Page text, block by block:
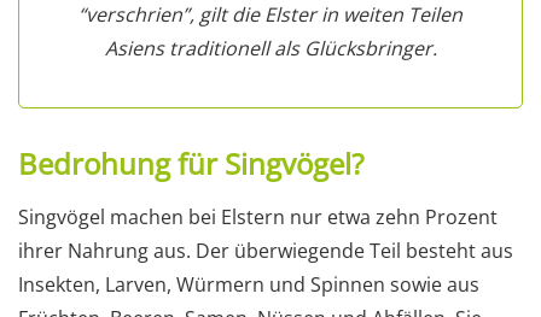
“verschrien”, gilt die Elster in weiten Teilen
Asiens traditionell als Glücksbringer.
Bedrohung für Singvögel?
Singvögel machen bei Elstern nur etwa zehn Prozent
ihrer Nahrung aus. Der überwiegende Teil besteht aus
Insekten, Larven, Würmern und Spinnen sowie aus